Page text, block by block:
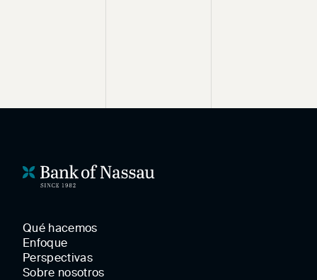
Qué hacemos
Enfoque
Perspectivas
Sobre nosotros